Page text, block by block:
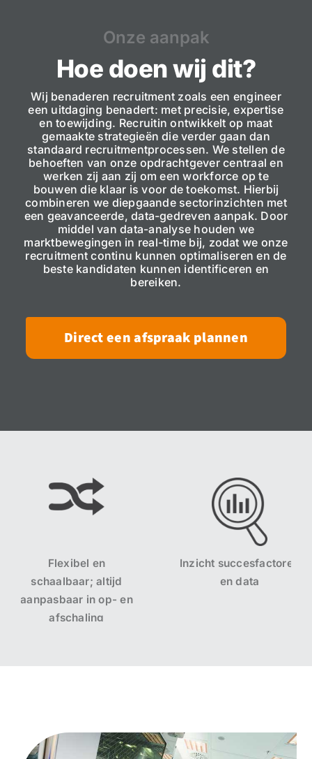
Onze aanpak
Hoe doen wij dit?
Wij benaderen recruitment zoals een engineer
een uitdaging benadert: met precisie, expertise
en toewijding. Recruitin ontwikkelt op maat
gemaakte strategieën die verder gaan dan
standaard recruitmentprocessen. We stellen de
behoeften van onze opdrachtgever centraal en
werken zij aan zij om een workforce op te
bouwen die klaar is voor de toekomst. Hierbij
combineren we diepgaande sectorinzichten met
een geavanceerde, data-gedreven aanpak. Door
middel van data-analyse houden we
marktbewegingen in real-time bij, zodat we onze
recruitment continu kunnen optimaliseren en de
beste kandidaten kunnen identificeren en
bereiken.
Direct een afspraak plannen
altijd
in op- en
Inzicht succesfactoren